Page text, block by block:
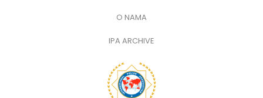
O NAMA
IPA ARCHIVE